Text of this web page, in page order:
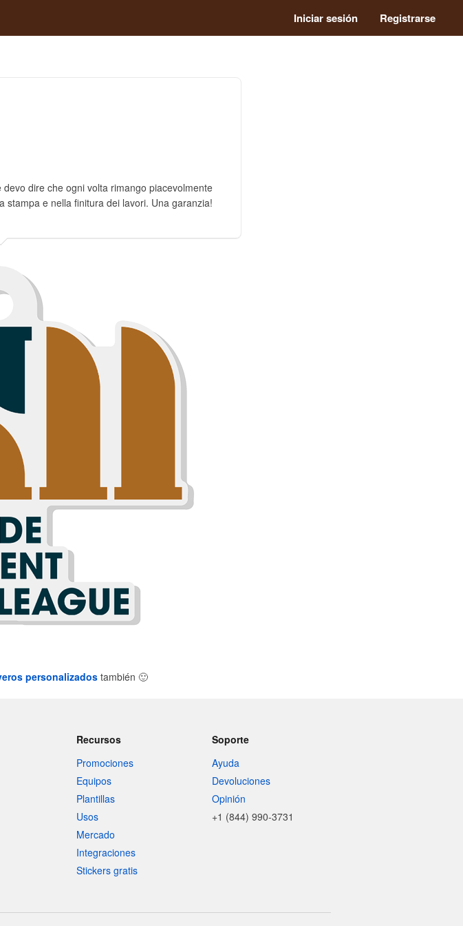
Iniciar sesión Registrarse
dire che ogni volta rimango piacevolmente
e nella finitura dei lavori. Una garanzia!
personalizadostambién 🙂
Recursos
Promociones
Equipos
Plantillas
Usos
Mercado
Integraciones
Stickers gratis
Soporte
Ayuda
Devoluciones
Opinión
+1 (844) 990-3731